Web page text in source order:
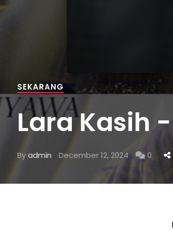
SEKARANG
Lara Kasih
Byadmin December 12, 2024 0